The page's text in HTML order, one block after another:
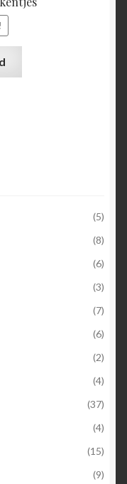
(5)
(8)
(6)
(3)
(7)
(6)
(2)
(4)
(37)
(4)
(15)
(9)